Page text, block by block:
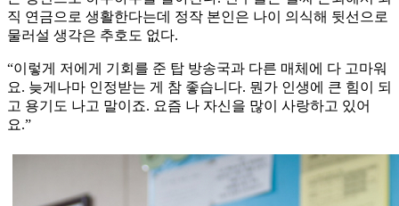
직 연금으로 생활한다는데 정작 본인은 나이 의식해 뒷선으로
물러설 생각은 추호도 없다.
“이렇게 저에게 기회를 준 탑 방송국과 다른 매체에 다 고마워
요. 늦게나마 인정받는 게 참 좋습니다. 뭔가 인생에 큰 힘이 되
고 용기도 나고 말이죠. 요즘 나 자신을 많이 사랑하고 있어
요.”